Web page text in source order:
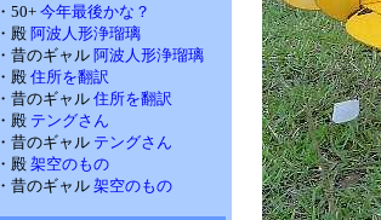
・50+ 今年最後かな？
・殿 阿波人形浄瑠璃
・昔のギャル 阿波人形浄瑠璃
・殿 住所を翻訳
・昔のギャル 住所を翻訳
・殿 テングさん
・昔のギャル テングさん
・殿 架空のもの
・昔のギャル 架空のもの